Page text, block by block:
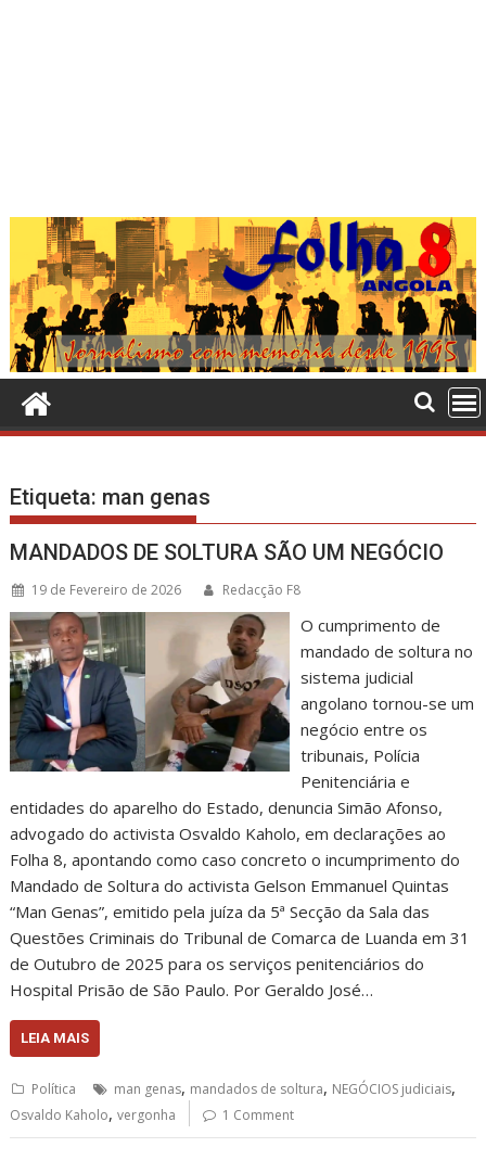
Etiqueta: man genas
MANDADOS DE SOLTURA SÃO UM NEGÓCIO
19 de Fevereiro de 2026 Redacção F8
O cumprimento de
mandado de soltura no
sistema judicial
angolano tornou-se um
negócio entre os
tribunais, Polícia
Penitenciária e
entidades do aparelho do Estado, denuncia Simão Afonso,
advogado do activista Osvaldo Kaholo, em declarações ao
Folha 8, apontando como caso concreto o incumprimento do
Mandado de Soltura do activista Gelson Emmanuel Quintas
“Man Genas”, emitido pela juíza da 5ª Secção da Sala das
Questões Criminais do Tribunal de Comarca de Luanda em 31
de Outubro de 2025 para os serviços penitenciários do
Hospital Prisão de São Paulo. Por Geraldo José…
LEIA MAIS
Política man genas, mandados de soltura, NEGÓCIOS judiciais,
Osvaldo Kaholo,vergonha 1 Comment